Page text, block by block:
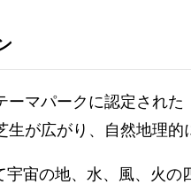
マパークに認定され
が広がり、自然地理
宇宙の地、水、風、火